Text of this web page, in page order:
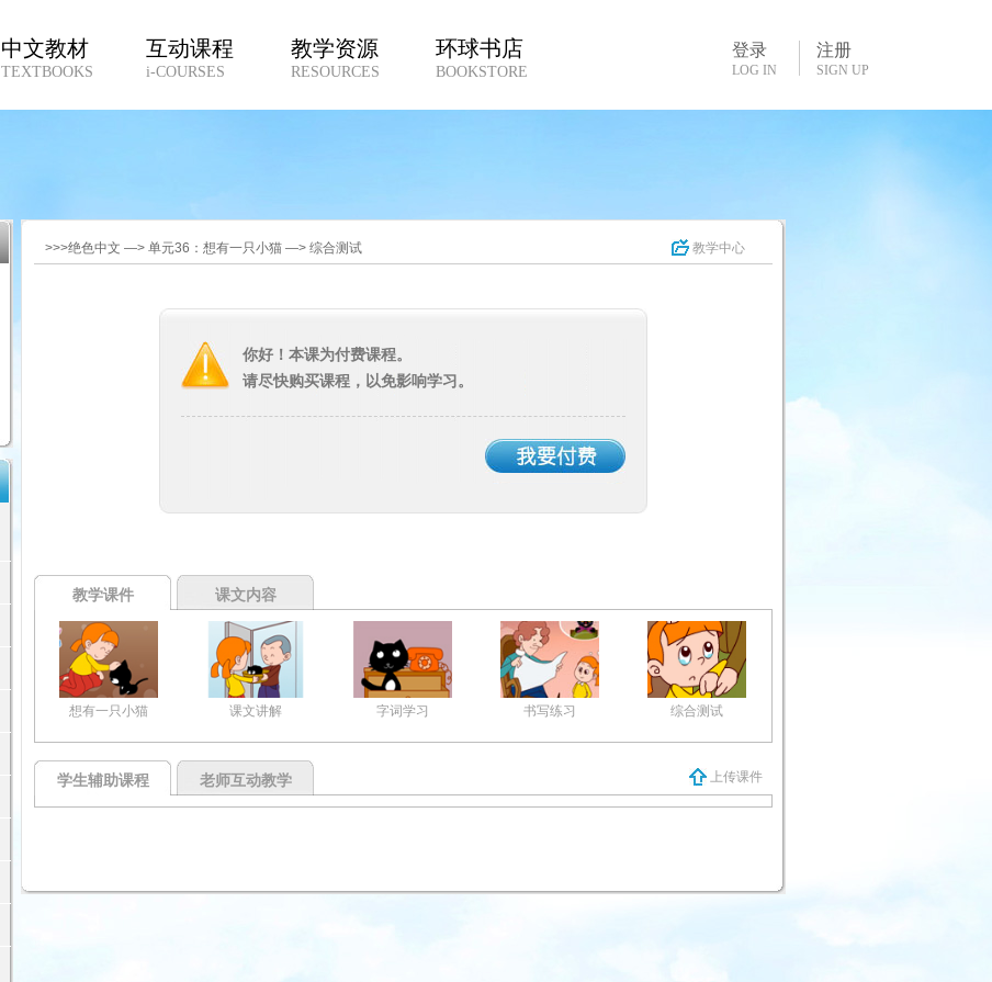
中文教材
TEXTBOOKS
互动课程
i-COURSES
教学资源
RESOURCES
环球书店
BOOKSTORE
登录
LOG IN
注册
SIGN UP
>>>绝色中文 —> 单元36：想有一只小猫 —> 综合测试 教学中心
你好！本课为付费课程。
请尽快购买课程，以免影响学习。
教学课件 课文内容
想有一只小猫 课文讲解 字词学习 书写练习 综合测试
学生辅助课程 老师互动教学 上传课件